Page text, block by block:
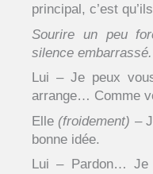
principal, c’est
Sourire un peu
silence embarrassé.
Lui – Je peux
arrange… Comme
Elle (froidement) –
bonne idée.
Lui – Pardon… Je